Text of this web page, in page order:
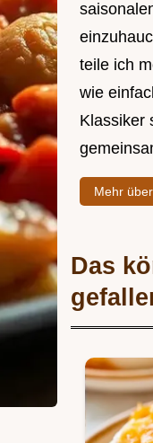
teile ich
wie
Klassiker
Mehr
Das